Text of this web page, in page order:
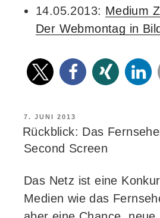
14.05.2013: Medium
Der Webmontag in
VERÖFFENTLICHT
AM
7. JUNI 2013
Rückblick: Das
Second Screen
Das Netz ist eine
Medien wie das